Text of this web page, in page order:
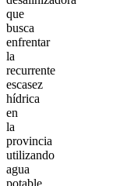
que
busca
enfrentar
la
recurrente
escasez
hídrica
en
la
provincia
utilizando
agua